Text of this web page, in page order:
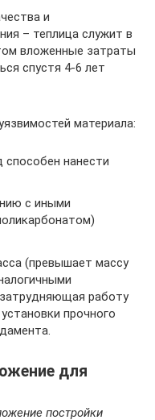
и
– теплица служит в
вложенные затраты
спустя 4-6 лет
материала:
способен нанести
с иными
(превышает массу
работу
прочного
для
постройки